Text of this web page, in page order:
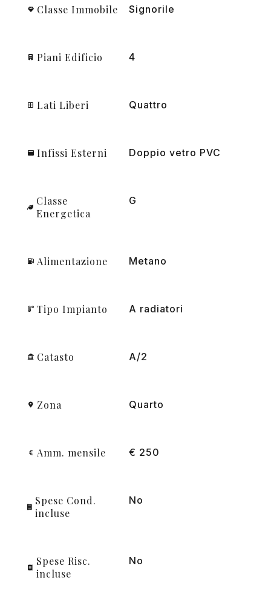
Classe Immobile Signorile
Piani Edificio 4
Lati Liberi Quattro
Infissi Esterni Doppio vetro PVC
Classe
Energetica
G
Alimentazione Metano
Tipo Impianto A radiatori
Catasto A/2
Zona Quarto
Amm. mensile € 250
Spese Cond.
incluse
No
Spese Risc.
incluse
No